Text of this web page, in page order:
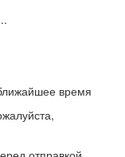
время